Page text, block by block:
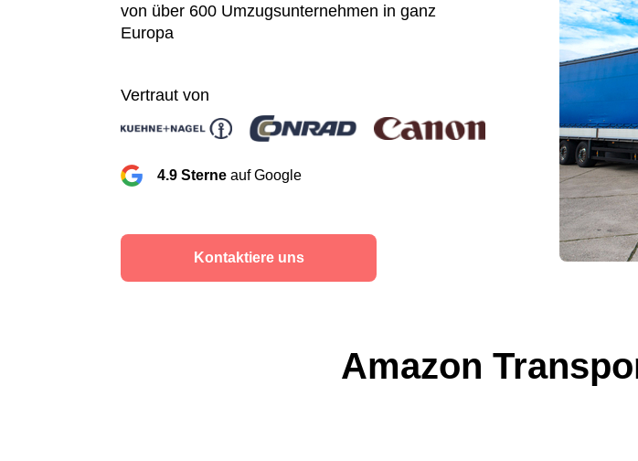
von über 600 Umzugsunternehmen in ganz
Europa
Vertraut von
4.9 Sterne auf Google
Kontaktiere uns
Amazon